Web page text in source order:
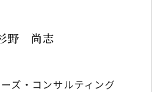
野 尚志
ズ・コンサルティング